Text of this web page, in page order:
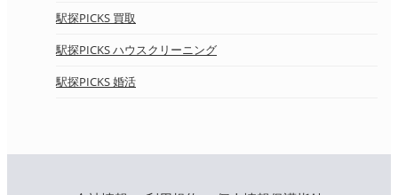
駅探PICKS 買取
駅探PICKS ハウスクリーニング
駅探PICKS 婚活